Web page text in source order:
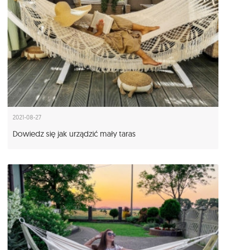
2021-08-27
Dowiedz się jak urządzić mały taras